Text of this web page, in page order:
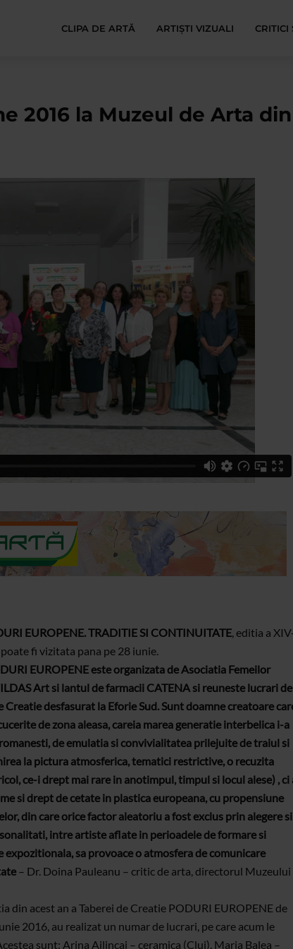
CLIPA DE ARTĂ ARTIȘTI VIZUALI CRITICI
2016 la Muzeul de Arta din
EUROPENE. TRADITIE SI CONTINUITATE , editia a
fi vizitata pana pe 28 iunie.
EUROPENE este organizata de Asociatia Femeilor
Art si lantul de farmacii CATENA si reuneste lucrari de
desfasurat la Eforie Sud. Sunt doamne creatoare
de zona aleasa, careia marea generatie interbelica i-a
de emulatia si convivialitatea prilejuite de traiul si
la pictura atmosferica, tematici restrictive, o recuzita
ce-i drept mai rare in anotimpul, timpul si locul alese) , ci
si drept de cetate in plastica europeana, cu propensiune
din care orice factor aleatoriu a fost exclus prin alegere si
intre artiste aflate in perioadele de formare si
sa provoace o atmosfera de comunicare
– Dr. Doina Pauleanu – critic de arta, directorul Muzeului
acest an a Taberei de Creatie PODURI EUROPENE de
2016, au realizat un numar de lucrari, pe care acum le
sunt: Arina Ailincai – ceramica (Cluj), Maria Balea –